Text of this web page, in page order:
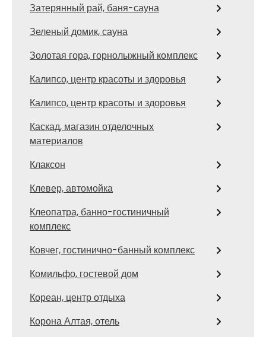
Затерянный рай, баня-сауна
Зеленый домик, сауна
Золотая гора, горнолыжный комплекс
Калипсо, центр красоты и здоровья
Калипсо, центр красоты и здоровья
Каскад, магазин отделочных
материалов
Клаксон
Клевер, автомойка
Клеопатра, банно-гостиничный
комплекс
Ковчег, гостинично-банный комплекс
Комильфо, гостевой дом
Кореан, центр отдыха
Корона Алтая, отель